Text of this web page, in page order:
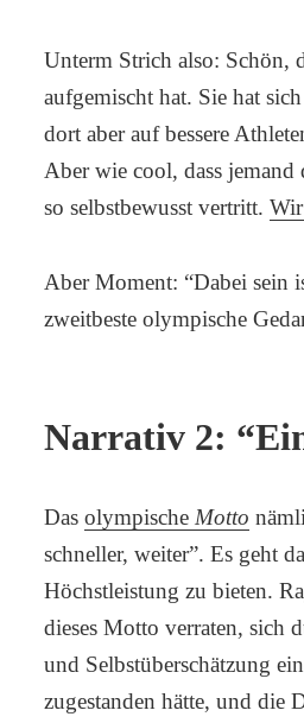
Unterm Strich also: Schön,
aufgemischt hat. Sie hat
dort aber auf bessere
Aber wie cool, dass jemand
so selbstbewusst vertritt.
Aber Moment: “Dabei sein
zweitbeste olympische
Narrativ 2:
Dasolympische Motto
schneller, weiter”. Es geht
Höchstleistung zu bieten.
dieses Motto verraten, sich
und Selbstüberschätzung
zugestanden hätte, und die